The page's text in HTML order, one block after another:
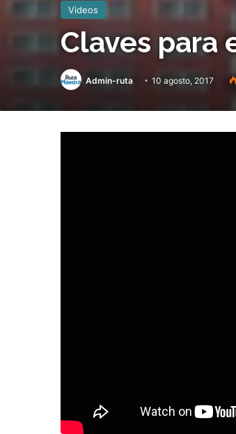
Videos
Claves para
Admin-ruta 10 agosto, 2017